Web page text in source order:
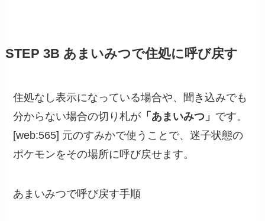
STEP 3B あまいみつで住処に呼び戻す
住処なし表示になっている場合や、聞き込みでも
分からない場合の切り札が 「あまいみつ」 です。
[web:565] 元のすみかで使うことで、迷子状態の
ポケモンをその場所に呼び戻せます。
あまいみつで呼び戻す手順